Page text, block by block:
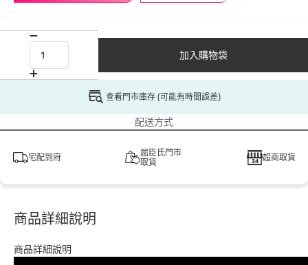
加入購物袋
查看門市庫存 (可能有時間誤差)
配送方式
宅配到府
屈臣氏門市
取貨
超商取貨
商品詳細說明
商品詳細說明